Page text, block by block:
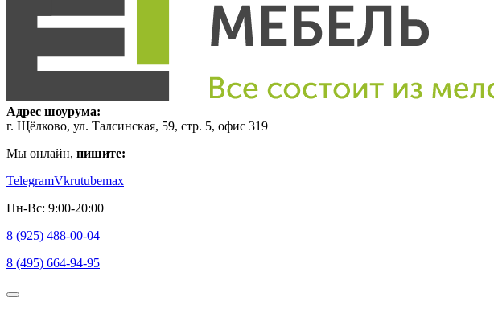
Адрес шоурума:
г. Щёлково, ул. Талсинская, 59, стр. 5, офис 319
Мы онлайн, пишите:
TelegramVkrutubemax
Пн-Вс: 9:00-20:00
8 (925) 488-00-04
8 (495) 664-94-95